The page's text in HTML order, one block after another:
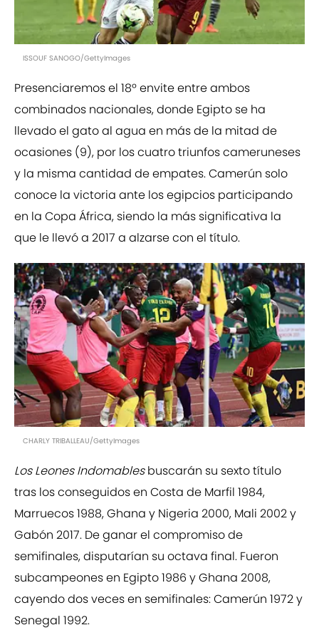
ISSOUF SANOGO/GettyImages
Presenciaremos el 18º envite entre ambos
combinados nacionales, donde Egipto se ha
llevado el gato al agua en más de la mitad de
ocasiones (9), por los cuatro triunfos cameruneses
y la misma cantidad de empates. Camerún solo
conoce la victoria ante los egipcios participando
en la Copa África, siendo la más significativa la
que le llevó a 2017 a alzarse con el título.
CHARLY TRIBALLEAU/GettyImages
Los Leones Indomablesbuscarán su sexto título
tras los conseguidos en Costa de Marfil 1984,
Marruecos 1988, Ghana y Nigeria 2000, Mali 2002 y
Gabón 2017. De ganar el compromiso de
semifinales, disputarían su octava final. Fueron
subcampeones en Egipto 1986 y Ghana 2008,
cayendo dos veces en semifinales: Camerún 1972 y
Senegal 1992.